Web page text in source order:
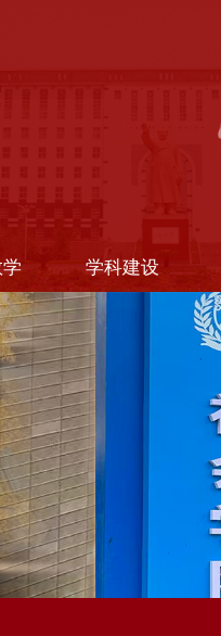
学科建设